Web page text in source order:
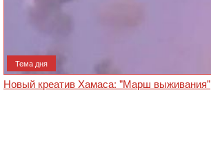
Тема дня
Новый креатив Хамаса: "Марш выживания"